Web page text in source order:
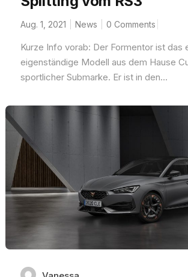
Aug. 1, 2021 News 0 Comments
Kurze Info vorab: Der Formentor ist das
eigenständige Modell aus dem Hause
sportlicher Submarke. Er ist in den...